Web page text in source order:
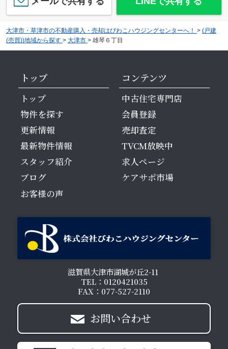
大津市・草津市の不動産購入・売却はびわこハウジングセンターへ！ > (戸建
(売買))地域から探す > 大津市 > 雄琴６丁目
トップ
トップ
物件を探す
更新情報
最新物件情報
スタッフ紹介
ブログ
お客様の声
コンテンツ
中古住宅専門店
会員登録
売却査定
TVCM放映中
求人ページ
ケアサポ市場
滋賀県大津市湖城が丘2-11
TEL：0120421035
FAX：077-527-2110
お問い合わせ